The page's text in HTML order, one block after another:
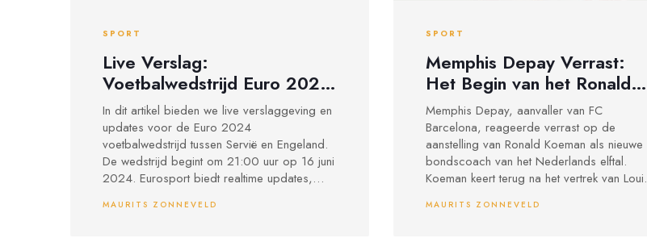
SPORT
Live Verslag:
Voetbalwedstrijd Euro 2024
Tussen Servië en Engeland
In dit artikel bieden we live verslaggeving en
updates voor de Euro 2024
voetbalwedstrijd tussen Servië en Engeland.
De wedstrijd begint om 21:00 uur op 16 juni
2024. Eurosport biedt realtime updates,
gedetailleerde informatie over beide teams,
MAURITS ZONNEVELD
SPORT
Memphis Depay Verrast:
Het Begin van het Ronald
Koeman Tijdperk in
Nederlands Voetbal
Memphis Depay, aanvaller van FC
Barcelona, reageerde verrast op de
aanstelling van Ronald Koeman als nieuwe
bondscoach van het Nederlands elftal.
Koeman keert terug na het vertrek van Louis
Koemans terugkeer als het begin van een
MAURITS ZONNEVELD